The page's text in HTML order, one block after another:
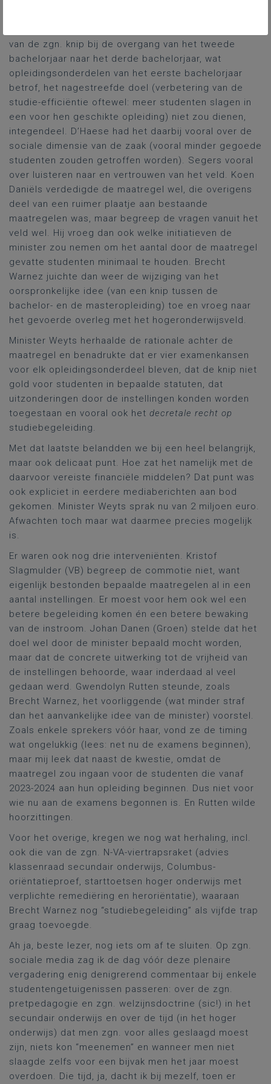
van de zgn. knip bij de overgang van het tweede
bachelorjaar naar het derde bachelorjaar, wat
opleidingsonderdelen van het eerste bachelorjaar
betrof, het nagestreefde doel (verbetering van de
studie-efficiëntie oftewel: meer studenten slagen in
een voor hen geschikte opleiding) niet zou dienen,
integendeel. D’Haese had het daarbij vooral over de
sociale dimensie van de zaak (vooral minder gegoede
studenten zouden getroffen worden). Segers vooral
over luisteren naar en vertrouwen van het veld. Koen
Daniëls verdedigde de maatregel wel, die overigens
deel van een ruimer plaatje aan bestaande
maatregelen was, maar begreep de vragen vanuit het
veld wel. Hij vroeg dan ook welke initiatieven de
minister zou nemen om het aantal door de maatregel
gevatte studenten minimaal te houden. Brecht
Warnez juichte dan weer de wijziging van het
oorspronkelijke idee (van een knip tussen de
bachelor- en de masteropleiding) toe en vroeg naar
het gevoerde overleg met het hogeronderwijsveld.
Minister Weyts herhaalde de rationale achter de
maatregel en benadrukte dat er vier examenkansen
voor elk opleidingsonderdeel bleven, dat de knip niet
gold voor studenten in bepaalde statuten, dat
uitzonderingen door de instellingen konden worden
toegestaan en vooral ook het decretale recht op
studiebegeleiding.
Met dat laatste belandden we bij een heel belangrijk,
maar ook delicaat punt. Hoe zat het namelijk met de
daarvoor vereiste financiële middelen? Dat punt was
ook expliciet in eerdere mediaberichten aan bod
gekomen. Minister Weyts sprak nu van 2 miljoen euro.
Afwachten toch maar wat daarmee precies mogelijk
is.
Er waren ook nog drie interveniënten. Kristof
Slagmulder (VB) begreep de commotie niet, want
eigenlijk bestonden bepaalde maatregelen al in een
aantal instellingen. Er moest voor hem ook wel een
betere begeleiding komen én een betere bewaking
van de instroom. Johan Danen (Groen) stelde dat het
doel wel door de minister bepaald mocht worden,
maar dat de concrete uitwerking tot de vrijheid van
de instellingen behoorde, waar inderdaad al veel
gedaan werd. Gwendolyn Rutten steunde, zoals
Brecht Warnez, het voorliggende (wat minder straf
dan het aanvankelijke idee van de minister) voorstel.
Zoals enkele sprekers vóór haar, vond ze de timing
wat ongelukkig (lees: net nu de examens beginnen),
maar mij leek dat naast de kwestie, omdat de
maatregel zou ingaan voor de studenten die vanaf
2023-2024 aan hun opleiding beginnen. Dus niet voor
wie nu aan de examens begonnen is. En Rutten wilde
hoorzittingen.
Voor het overige, kregen we nog wat herhaling, incl.
ook die van de zgn. N-VA-viertrapsraket (advies
klassenraad secundair onderwijs, Columbus-
oriëntatieproef, starttoetsen hoger onderwijs met
verplichte remediëring en heroriëntatie), waaraan
Brecht Warnez nog “studiebegeleiding” als vijfde trap
graag toevoegde.
Ah ja, beste lezer, nog iets om af te sluiten. Op zgn.
sociale media zag ik de dag vóór deze plenaire
vergadering enig denigrerend commentaar bij enkele
studentengetuigenissen passeren: over de zgn.
pretpedagogie en zgn. welzijnsdoctrine (sic!) in het
secundair onderwijs en over de tijd (in het hoger
onderwijs) dat men zgn. voor alles geslaagd moest
zijn, niets kon “meenemen” en wanneer men niet
slaagde zelfs voor een bijvak men het jaar moest
overdoen. Die tijd, ja, dacht ik bij mezelf, toen er